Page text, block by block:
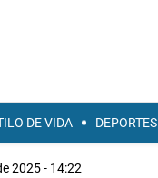
DE VIDA DEPORTES
2025 - 14:22